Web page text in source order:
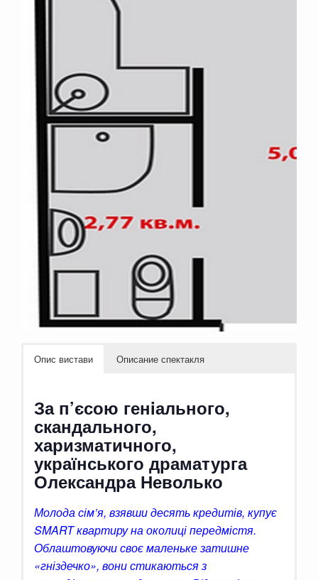
Опис вистави Описание спектакля
За п’єсою генiального,
скандального,
харизматичного,
українського драматурга
Олександра Неволько
Молода сім’я, взявши десять кредитів, купує
SMART квартиру на околиці передмістя.
Облаштовуючи своє маленьке затишне
«гніздечко», вони стикаються з